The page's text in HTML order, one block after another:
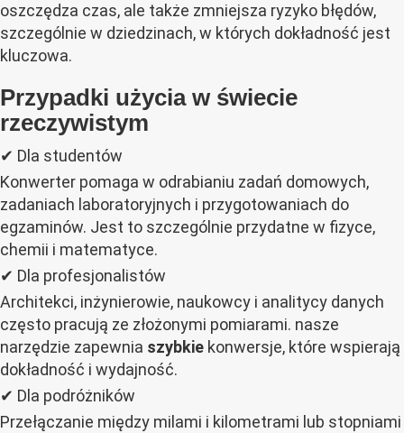
oszczędza czas, ale także zmniejsza ryzyko błędów,
szczególnie w dziedzinach, w których dokładność jest
kluczowa.
Przypadki użycia w świecie
rzeczywistym
✔ Dla studentów
Konwerter pomaga w odrabianiu zadań domowych,
zadaniach laboratoryjnych i przygotowaniach do
egzaminów. Jest to szczególnie przydatne w fizyce,
chemii i matematyce.
✔ Dla profesjonalistów
Architekci, inżynierowie, naukowcy i analitycy danych
często pracują ze złożonymi pomiarami. nasze
narzędzie zapewnia szybkie konwersje, które wspierają
dokładność i wydajność.
✔ Dla podróżników
Przełączanie między milami i kilometrami lub stopniami